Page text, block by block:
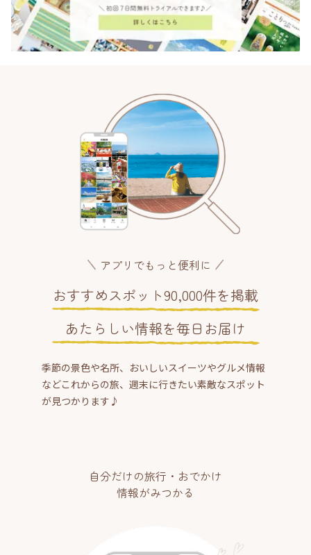
アプリでもっと便利に
おすすめスポット90,000件を掲載
あたらしい情報を毎日お届け
季節の景色や名所、おいしいスイーツやグルメ情報
などこれからの旅、週末に行きたい素敵なスポット
が見つかります♪
自分だけの旅行・おでかけ
情報がみつかる